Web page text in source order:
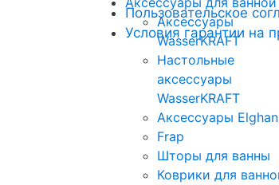
Пользовательское
Условия гарантии на
Аксессуары
WasserKRAFT
Настольные
аксессуары
WasserKRAFT
Аксессуары
Frap
Шторы для ванны
Коврики для